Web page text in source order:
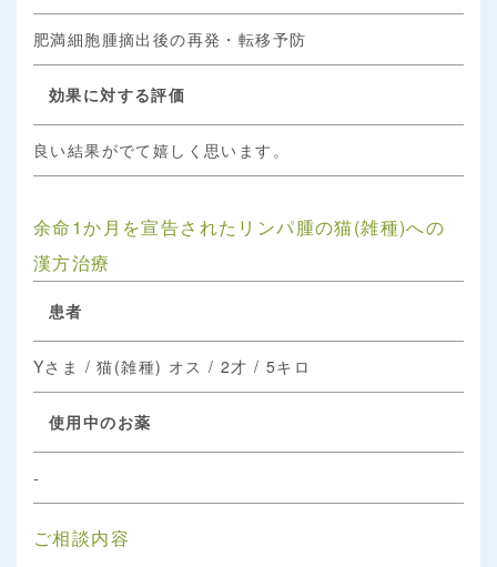
肥満細胞腫摘出後の再発・転移予防
効果に対する評価
良い結果がでて嬉しく思います。
余命1か月を宣告されたリンパ腫の猫(雑種)への
漢方治療
患者
Yさま / 猫(雑種) オス / 2才 / 5キロ
使用中のお薬
-
ご相談内容